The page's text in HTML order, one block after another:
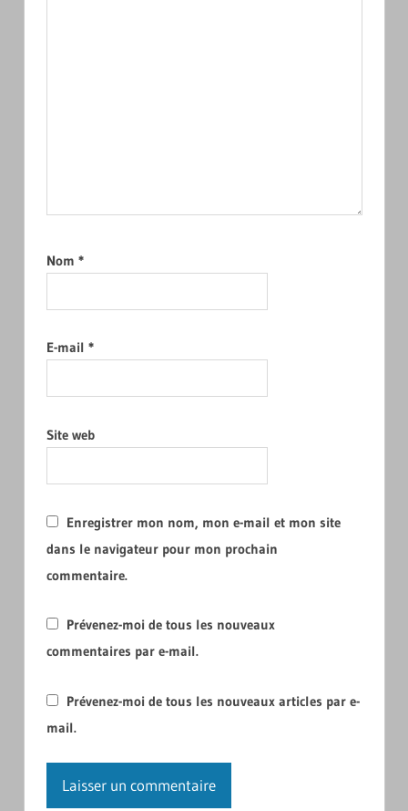
Nom *
E-mail *
Site web
Enregistrer mon nom, mon e-mail et mon site
dans le navigateur pour mon prochain
commentaire.
Prévenez-moi de tous les nouveaux
commentaires par e-mail.
Prévenez-moi de tous les nouveaux articles par e-
mail.